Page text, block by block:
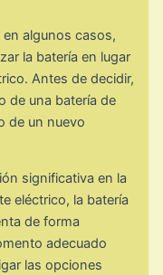
algunos casos,
la batería en lugar
Antes de decidir,
de una batería de
de un nuevo
significativa en la
eléctrico, la batería
de forma
adecuado
las opciones